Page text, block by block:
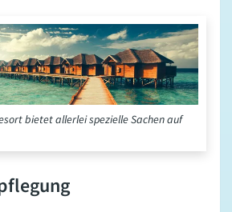
bietet allerlei spezielle Sachen auf